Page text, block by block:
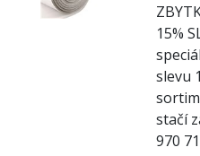
15%
slevu
stačí
970